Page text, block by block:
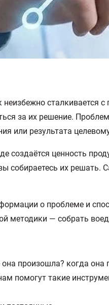
за их решение.
или результата
создаётся ценность
собираетесь их
о проблеме и
методики — собрать
произошла? когда
помогут такие